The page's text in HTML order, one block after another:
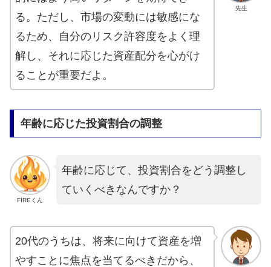
先生
る。ただし、市場の変動には敏感にな
るため、自分のリスク許容度をよく理
解し、それに応じた資産配分を心がけ
ることが重要だよ。
年齢に応じた投資割合の調整
FIREくん
年齢に応じて、投資割合をどう調整し
ていくべきなんですか？
20代のうちは、将来に向けて資産を増
やすことに焦点を当てるべきだから、